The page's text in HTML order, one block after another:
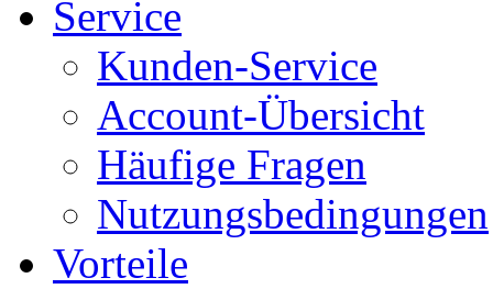
Service
Kunden-Service
Account-Übersicht
Häufige Fragen
Nutzungsbedingungen
Vorteile